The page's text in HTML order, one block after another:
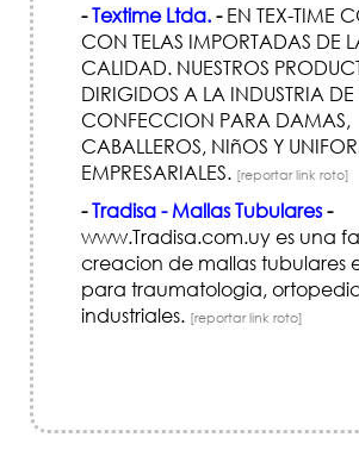
-Textime Ltda.-EN TEX-TIME
CON TELAS IMPORTADAS DE
CALIDAD. NUESTROS
DIRIGIDOS A LA INDUSTRIA DE
CONFECCION PARA DAMAS,
CABALLEROS, NIñOS Y
EMPRESARIALES. [reportar link roto]
-Tradisa - Mallas Tubulares-
www.Tradisa.com.uy es una
creacion de mallas tubulares
para traumatologia,
industriales. [reportar link roto]